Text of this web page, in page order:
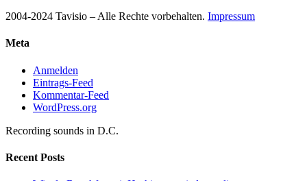
2004-2024 Tavisio – Alle Rechte vorbehalten. Impressum
Meta
Anmelden
Eintrags-Feed
Kommentar-Feed
WordPress.org
Recording sounds in D.C.
Recent Posts